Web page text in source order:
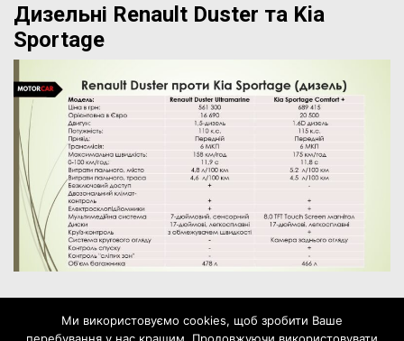
Дизельні Renault Duster та Kia
Sportage
кросоверів? Хоча тут Renault теж може
Ми використовуємо cookies, щоб зробити Ваше